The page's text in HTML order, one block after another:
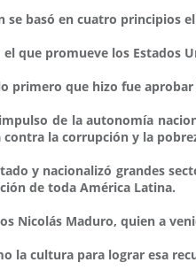
se basó en cuatro principios
que promueve los Estados
primero que hizo fue
de la autonomía
la corrupción y la
y nacionalizó grandes
de toda América Latina.
Nicolás Maduro, quien a
la cultura para lograr esa